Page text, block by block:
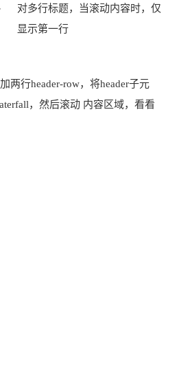
对多行标题，当滚动内容时，仅
显示第一行
两行header-row，将header子元
，然后滚动 内容区域，看看